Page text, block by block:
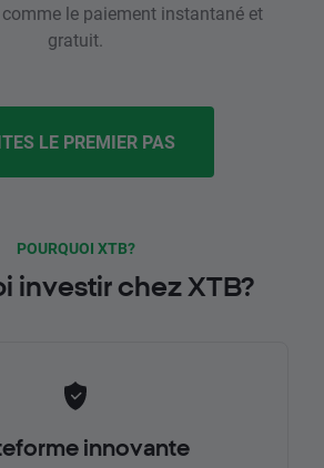
le paiement instantané et
gratuit.
LE PREMIER PAS
POURQUOI XTB?
investir chez XTB?
innovante